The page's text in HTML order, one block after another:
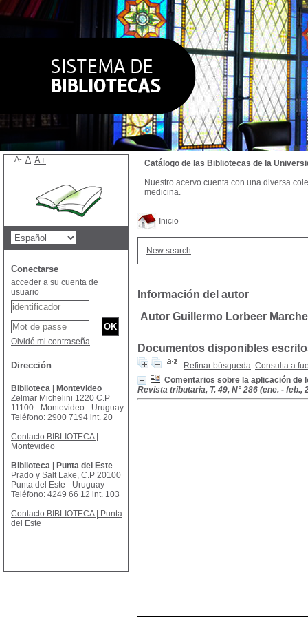
Inicio
New search
Información del autor
Autor Guillermo Lorbeer
Documentos disponibles
Refinar búsqueda Consulta a
Comentarios sobre la aplicación
Revista tributaria, T. 49, N° 286 (ene. - feb.,
Catálogo de las Bibliotecas de la
Nuestro acervo cuenta con una diversa
medicina.
A- A A+
Conectarse
acceder a su cuenta de
usuario
Olvidé mi contraseña
Dirección
Biblioteca | Montevideo
Zelmar Michelini 1220 C.P
11100 - Montevideo - Uruguay
Teléfono: 2900 7194 int. 20
Contacto BIBLIOTECA |
Montevideo
Biblioteca | Punta del Este
Prado y Salt Lake, C.P 20100
Punta del Este - Uruguay
Teléfono: 4249 66 12 int. 103
Contacto BIBLIOTECA | Punta
del Este